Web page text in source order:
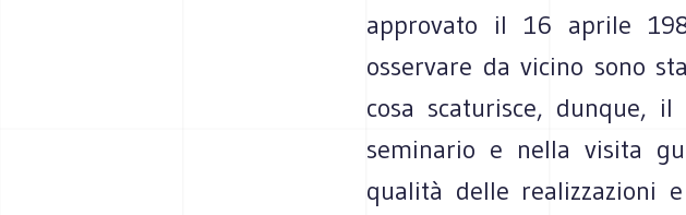
approvato il 16 aprile
osservare da vicino sono
cosa scaturisce, dunque,
seminario e nella visita
qualità delle realizzazioni